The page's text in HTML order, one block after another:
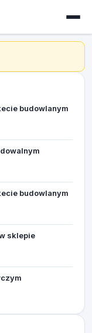
budowlanym
budowlanym
sklepie